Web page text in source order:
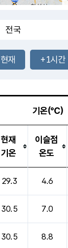
34.8
℃ -mm
현재 +1시간
기온(℃)
현재
기온
이슬점
온도
29.3 4.6
30.5 7.0
30.5 8.8